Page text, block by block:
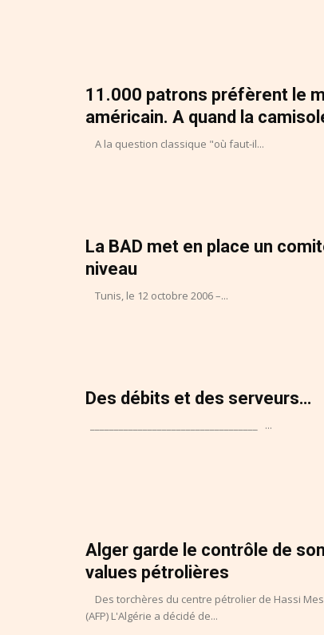
11.000 patrons préfèrent le
américain. A quand la
A la question classique "où faut-il...
La BAD met en place un
niveau
Tunis, le 12 octobre 2006 –...
Des débits et des serveurs…
___________________________________ ...
Alger garde le contrôle de
values pétrolières
Des torchères du centre pétrolier de Hassi
(AFP) L'Algérie a décidé de...